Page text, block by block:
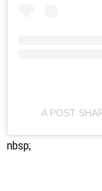
A POST
nbsp;